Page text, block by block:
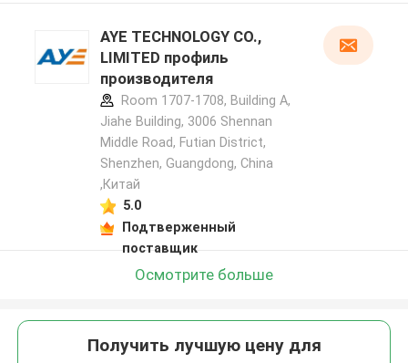
AYE TECHNOLOGY CO.,
LIMITED профиль
производителя
Room 1707-1708, Building A,
Jiahe Building, 3006 Shennan
Middle Road, Futian District,
Shenzhen, Guangdong, China
,Китай
5.0
Подтверженный
поставщик
Осмотрите больше
Получить лучшую цену для